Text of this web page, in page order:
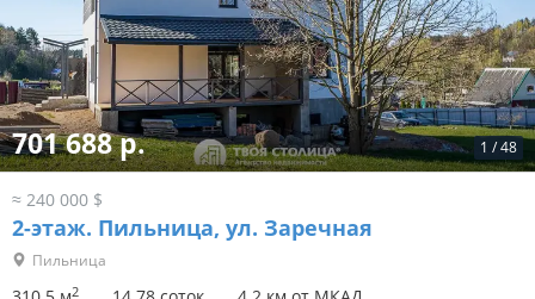
1 /48
701 688 р.
≈ 240 000 $
2-этаж. Пильница, ул. Заречная
Пильница
2